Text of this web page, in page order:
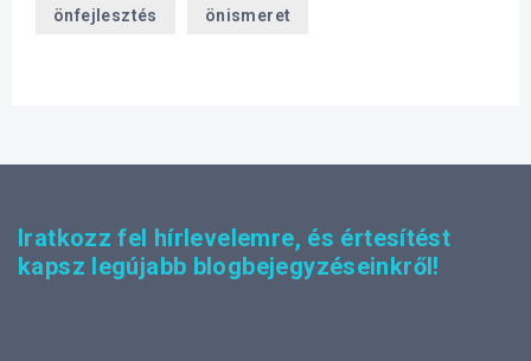
önfejlesztés önismeret
Iratkozz fel hírlevelemre, és értesítést
kapsz legújabb blogbejegyzéseinkről!